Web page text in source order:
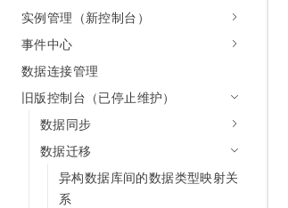
实例管理（新控制台）
事件中心
数据连接管理
旧版控制台（已停止维护）
数据同步
数据迁移
异构数据库间的数据类型映射关
系